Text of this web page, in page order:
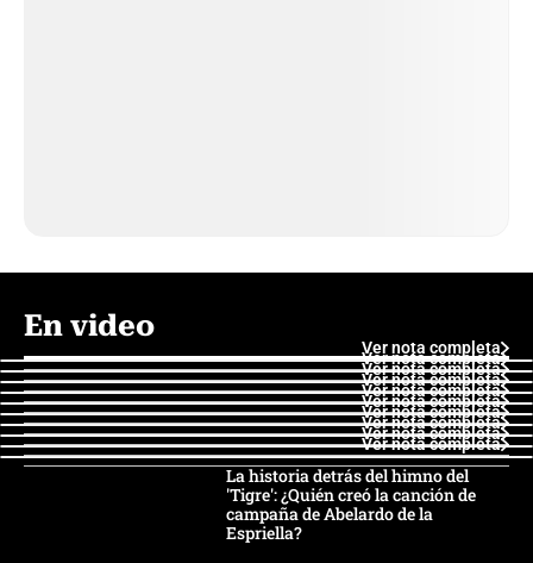
En video
Ver nota completa
Ver nota completa
Ver nota completa
Ver nota completa
Ver nota completa
Ver nota completa
Ver nota completa
Ver nota completa
Ver nota completa
Ver nota completa
La historia detrás del himno del
'Tigre': ¿Quién creó la canción de
campaña de Abelardo de la
Espriella?